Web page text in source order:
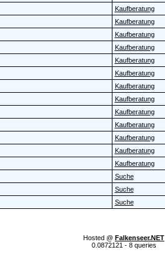
Kaufberatung
Kaufberatung
Kaufberatung
Kaufberatung
Kaufberatung
Kaufberatung
Kaufberatung
Kaufberatung
Kaufberatung
Kaufberatung
Kaufberatung
Kaufberatung
Kaufberatung
Suche
Suche
Suche
Hosted @ Falkenseer.NET
0.0872121 - 8 queries